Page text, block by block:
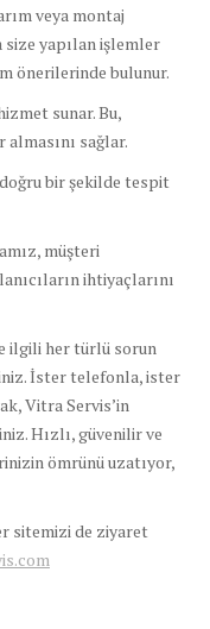
veya montaj
yapılan işlemler
önerilerinde bulunur.
sunar. Bu,
sağlar.
bir şekilde tespit
müşteri
ihtiyaçlarını
ilgili her türlü sorun
İster telefonla, ister
Vitra Servis’in
Hızlı, güvenilir ve
ömrünü uzatıyor,
sitemizi de ziyaret